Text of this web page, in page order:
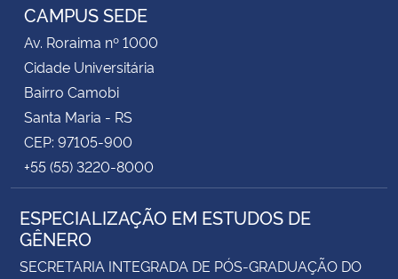
CAMPUS SEDE
Av. Roraima nº 1000
Cidade Universitária
Bairro Camobi
Santa Maria - RS
CEP: 97105-900
+55 (55) 3220-8000
ESPECIALIZAÇÃO EM ESTUDOS DE
GÊNERO
SECRETARIA INTEGRADA DE PÓS-GRADUAÇÃO DO